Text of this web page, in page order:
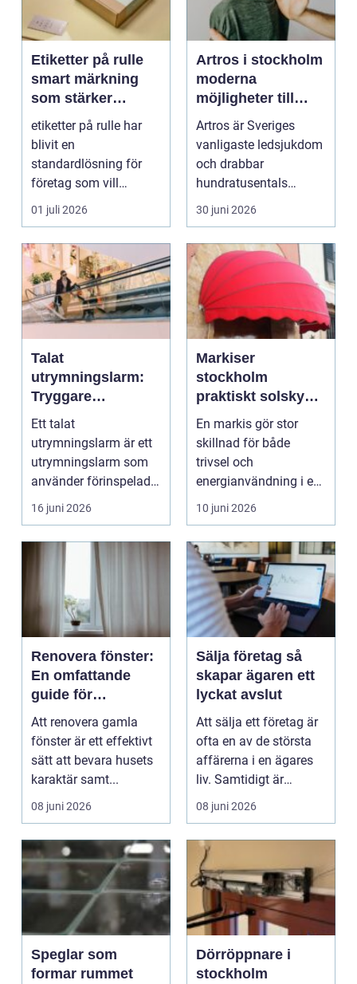
Etiketter på rulle
smart märkning
som stärker
varumärket
etiketter på rulle har
blivit en
standardlösning för
företag som vill
kombinera effektiv
produktion ...
01 juli 2026
Artros i stockholm
moderna
möjligheter till
mindre smärta och
mer rörelse
Artros är Sveriges
vanligaste ledsjukdom
och drabbar
hundratusentals
människor, många av
dem i Stock...
30 juni 2026
Talat
utrymningslarm:
Tryggare
utrymning med
tydliga
röstmeddelanden
Ett talat
utrymningslarm är ett
utrymningslarm som
använder förinspelade
eller direkt...
16 juni 2026
Markiser
stockholm
praktiskt solskydd
och smart
investering
En markis gör stor
skillnad för både
trivsel och
energianvändning i en
bostad eller på ett
kontor. G...
10 juni 2026
Renovera fönster:
En omfattande
guide för
bostadsägare
Att renovera gamla
fönster är ett effektivt
sätt att bevara husets
karaktär samt...
08 juni 2026
Sälja företag så
skapar ägaren ett
lyckat avslut
Att sälja ett företag är
ofta en av de största
affärerna i en ägares
liv. Samtidigt är
processen kom...
08 juni 2026
Speglar som
formar rummet
Dörröppnare i
stockholm